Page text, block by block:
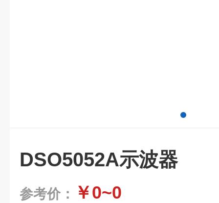
DSO5052A示波器
参考价： ￥0~0